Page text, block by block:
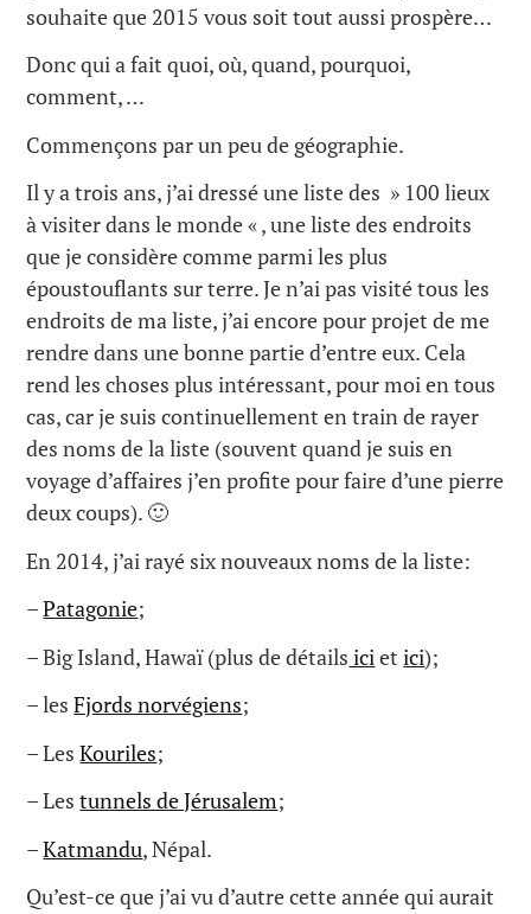
souhaite que 2015 vous soit tout aussi prospère…
Donc qui a fait quoi, où, quand, pourquoi,
comment, …
Commençons par un peu de géographie.
Il y a trois ans, j’ai dressé une liste des » 100 lieux
à visiter dans le monde « , une liste des endroits
que je considère comme parmi les plus
époustouflants sur terre. Je n’ai pas visité tous les
endroits de ma liste, j’ai encore pour projet de me
rendre dans une bonne partie d’entre eux. Cela
rend les choses plus intéressant, pour moi en tous
cas, car je suis continuellement en train de rayer
des noms de la liste (souvent quand je suis en
voyage d’affaires j’en profite pour faire d’une pierre
deux coups). 🙂
En 2014, j’ai rayé six nouveaux noms de la liste:
–Patagonie;
– Big Island, Hawaï (plus de détails icietici);
– lesFjords norvégiens;
– LesKouriles;
– Lestunnels de Jérusalem;
–Katmandu, Népal.
Qu’est-ce que j’ai vu d’autre cette année qui aurait